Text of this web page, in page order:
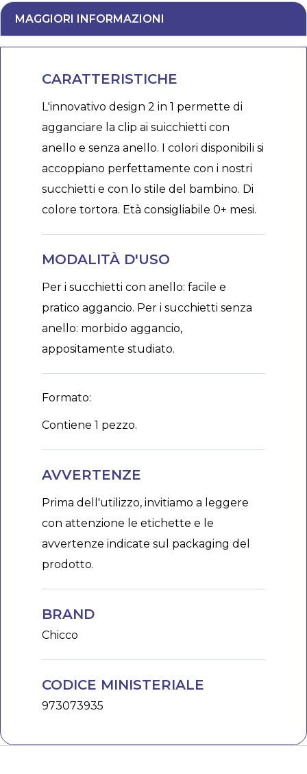
MAGGIORI INFORMAZIONI
CARATTERISTICHE
L'innovativo design 2 in 1 permette di
agganciare la clip ai suicchietti con
anello e senza anello. I colori disponibili si
accoppiano perfettamente con i nostri
succhietti e con lo stile del bambino. Di
colore tortora. Età consigliabile 0+ mesi.
MODALITÀ D'USO
Per i succhietti con anello: facile e
pratico aggancio. Per i succhietti senza
anello: morbido aggancio,
appositamente studiato.
Formato:
Contiene 1 pezzo.
AVVERTENZE
Prima dell'utilizzo, invitiamo a leggere
con attenzione le etichette e le
avvertenze indicate sul packaging del
prodotto.
BRAND
Chicco
CODICE MINISTERIALE
973073935